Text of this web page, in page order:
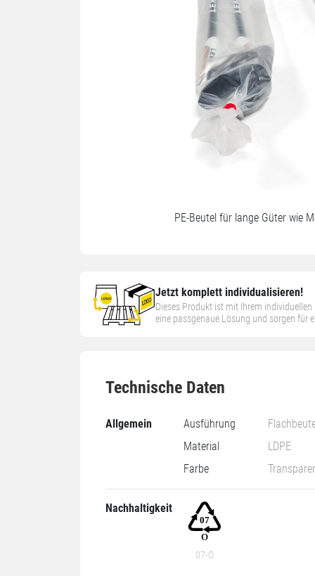
PE-Beutel für lange Güter wie
Jetzt komplett individualisieren!
Dieses Produkt ist mit Ihrem
eine passgenaue Lösung und sorgen für
Technische Daten
Allgemein Ausführung
Material
LDPE
Farbe
Nachhaltigkeit
07-O